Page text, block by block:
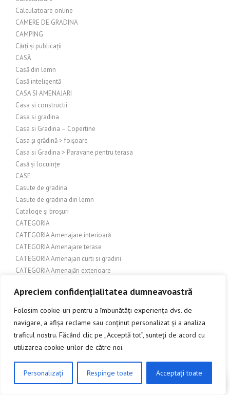
Apreciem confidențialitatea dumneavoastră
Folosim cookie-uri pentru a îmbunătăți experiența dvs. de
navigare, a afișa reclame sau conținut personalizat și a analiza
traficul nostru. Făcând clic pe „Acceptă tot”, sunteți de acord cu
utilizarea cookie-urilor de către noi.
Personalizați Respinge toate Acceptați toate
Calculatoare online
CAMERE DE GRADINA
CAMPING
Cărți și publicații
CASĂ
Casă din lemn
Casă inteligentă
CASA SI AMENAJARI
Casa si constructii
Casa si gradina
Casa si Gradina – Copertine
Casa și grădină > foișoare
Casa si Gradina > Paravane pentru terasa
Casă și locuințe
CASE
Casute de gradina
Casute de gradina din lemn
Cataloge și broșuri
CATEGORIA
CATEGORIA Amenajare interioară
CATEGORIA Amenajare terase
CATEGORIA Amenajari curti si gradini
CATEGORIA Amenajări exterioare
CATEGORIA Amenajari interioare
CATEGORIA Arhitectură
CATEGORIA Balustrade inox
CATEGORIA Constructii si amenajari
CATEGORIA Copertine
CLICK AICI PENTRU A DISCUTA